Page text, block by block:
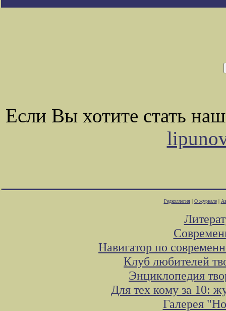
Если Вы хотите стать
Редколлегия| О журнале|
Навигатор по
Клуб любителей
Энциклопедия
Для тех кому за 10:
Галерея